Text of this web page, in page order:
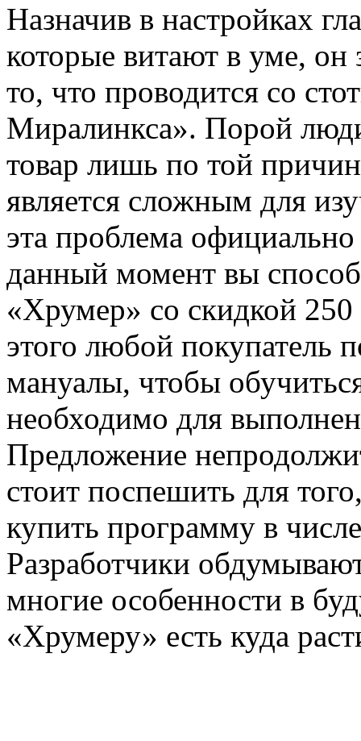
Назначив в настройках
которые витают в уме, он
то, что проводится со
Миралинкса». Порой
товар лишь по той
является сложным для
эта проблема
данный момент вы
«Хрумер» со скидкой
этого любой покупатель
мануалы, чтобы
необходимо для
Предложение
стоит поспешить для
купить программу в
Разработчики
многие особенности в
«Хрумеру» есть куда